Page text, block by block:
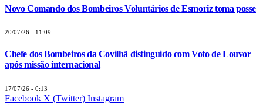
Novo Comando dos Bombeiros Voluntários de Esmoriz toma posse
20/07/26 - 11:09
Chefe dos Bombeiros da Covilhã distinguido com Voto de Louvor
após missão internacional
17/07/26 - 0:13
Facebook X (Twitter) Instagram